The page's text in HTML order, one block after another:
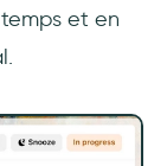
et en